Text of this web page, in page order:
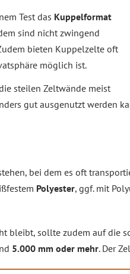
Test das Kuppelformat
sind nicht zwingend
bieten Kuppelzelte oft
möglich ist.
steilen Zeltwände meist
gut ausgenutzt werden
bei dem es oft
Polyester, ggf. mit
bleibt, sollte zudem auf die
5.000 mm oder mehr. Der